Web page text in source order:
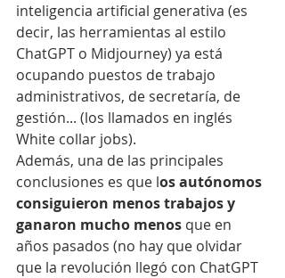
inteligencia artificial generativa (es
decir, las herramientas al estilo
ChatGPT o Midjourney) ya está
ocupando puestos de trabajo
administrativos, de secretaría, de
gestión... (los llamados en inglés
White collar jobs).
Además, una de las principales
conclusiones es que los autónomos
consiguieron menos trabajos y
ganaron mucho menos que en
años pasados (no hay que olvidar
que la revolución llegó con ChatGPT